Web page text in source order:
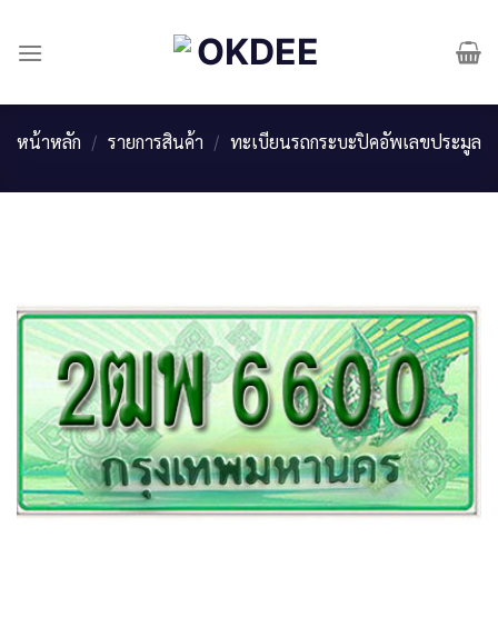
content
หน้าหลัก / รายการสินค้า / ทะเบียนรถกระบะปิคอัพเลขประมูล